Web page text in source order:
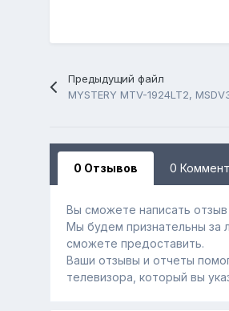
Предыдущий файл
MYSTERY MTV-1924LT2,
0 Отзывов 0
Вы сможете написать отзыв
Мы будем признательны за
сможете предоставить.
Ваши отзывы и отчеты
телевизора, который вы